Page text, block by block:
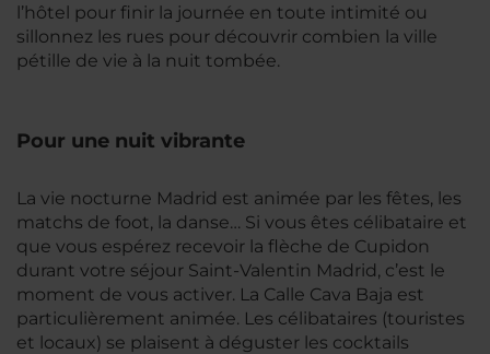
l’hôtel pour finir la journée en toute intimité ou
sillonnez les rues pour découvrir combien la ville
pétille de vie à la nuit tombée.
Pour une nuit vibrante
La vie nocturne Madrid est animée par les fêtes, les
matchs de foot, la danse… Si vous êtes célibataire et
que vous espérez recevoir la flèche de Cupidon
durant votre séjour Saint-Valentin Madrid, c’est le
moment de vous activer. La Calle Cava Baja est
particulièrement animée. Les célibataires (touristes
et locaux) se plaisent à déguster les cocktails